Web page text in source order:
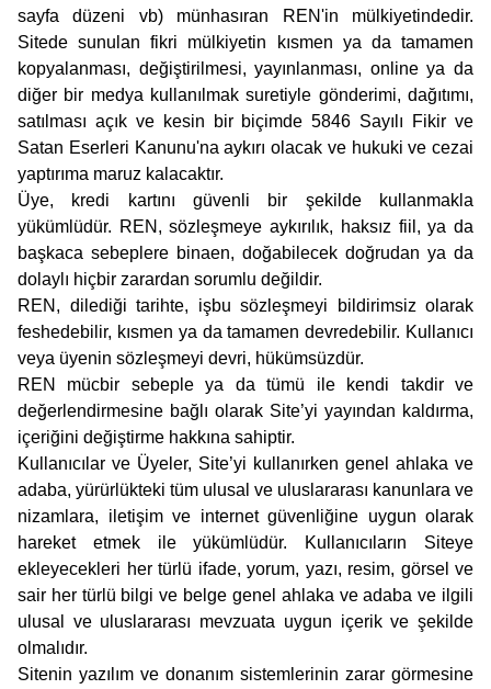
sayfa düzeni vb) münhasıran REN'in mülkiyetindedir.
Sitede sunulan fikri mülkiyetin kısmen ya da tamamen
kopyalanması, değiştirilmesi, yayınlanması, online ya da
diğer bir medya kullanılmak suretiyle gönderimi, dağıtımı,
satılması açık ve kesin bir biçimde 5846 Sayılı Fikir ve
Satan Eserleri Kanunu'na aykırı olacak ve hukuki ve cezai
yaptırıma maruz kalacaktır.
Üye, kredi kartını güvenli bir şekilde kullanmakla
yükümlüdür. REN, sözleşmeye aykırılık, haksız fiil, ya da
başkaca sebeplere binaen, doğabilecek doğrudan ya da
dolaylı hiçbir zarardan sorumlu değildir.
REN, dilediği tarihte, işbu sözleşmeyi bildirimsiz olarak
feshedebilir, kısmen ya da tamamen devredebilir. Kullanıcı
veya üyenin sözleşmeyi devri, hükümsüzdür.
REN mücbir sebeple ya da tümü ile kendi takdir ve
değerlendirmesine bağlı olarak Site’yi yayından kaldırma,
içeriğini değiştirme hakkına sahiptir.
Kullanıcılar ve Üyeler, Site’yi kullanırken genel ahlaka ve
adaba, yürürlükteki tüm ulusal ve uluslararası kanunlara ve
nizamlara, iletişim ve internet güvenliğine uygun olarak
hareket etmek ile yükümlüdür. Kullanıcıların Siteye
ekleyecekleri her türlü ifade, yorum, yazı, resim, görsel ve
sair her türlü bilgi ve belge genel ahlaka ve adaba ve ilgili
ulusal ve uluslararası mevzuata uygun içerik ve şekilde
olmalıdır.
Sitenin yazılım ve donanım sistemlerinin zarar görmesine